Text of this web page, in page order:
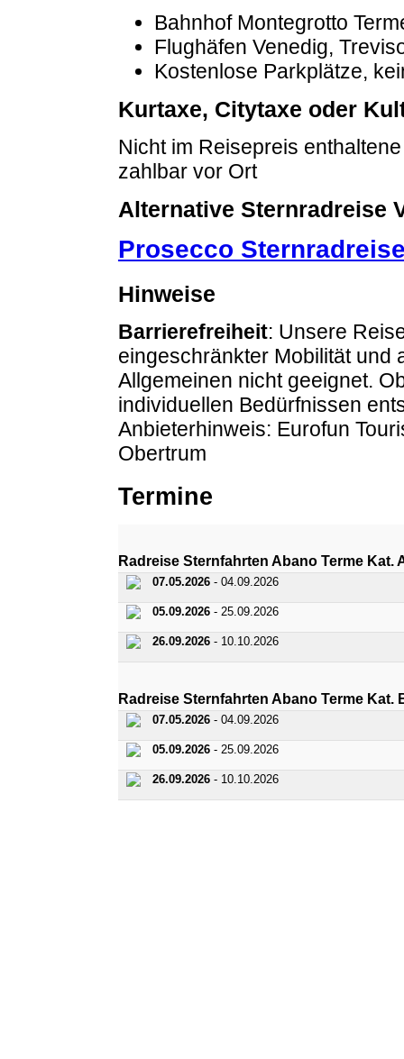
Bahnhof Montegrotto
Flughäfen Venedig,
Kostenlose Parkplätze,
Kurtaxe, Citytaxe oder
Nicht im Reisepreis
zahlbar vor Ort
Alternative Sternradreise
Prosecco
Hinweise
Barrierefreiheit: Unsere
eingeschränkter Mobilität und
Allgemeinen nicht geeignet.
individuellen Bedürfnissen
Anbieterhinweis: Eurofun
Obertrum
Termine
Radreise Sternfahrten Abano Terme Kat.
07.05.2026- 04.09.2026
05.09.2026- 25.09.2026
26.09.2026- 10.10.2026
Radreise Sternfahrten Abano Terme Kat.
07.05.2026- 04.09.2026
05.09.2026- 25.09.2026
26.09.2026- 10.10.2026